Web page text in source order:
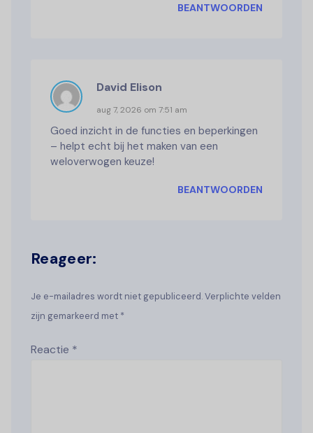
BEANTWOORDEN
David Elison
aug 7, 2026 om 7:51 am
Goed inzicht in de functies en beperkingen
– helpt echt bij het maken van een
weloverwogen keuze!
BEANTWOORDEN
Reageer:
Je e-mailadres wordt niet gepubliceerd. Verplichte velden
zijn gemarkeerd met *
Reactie *